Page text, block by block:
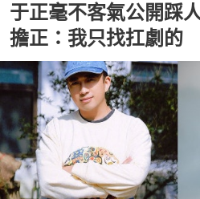
于正毫不客氣公開踩
擔正：我只找扛劇的